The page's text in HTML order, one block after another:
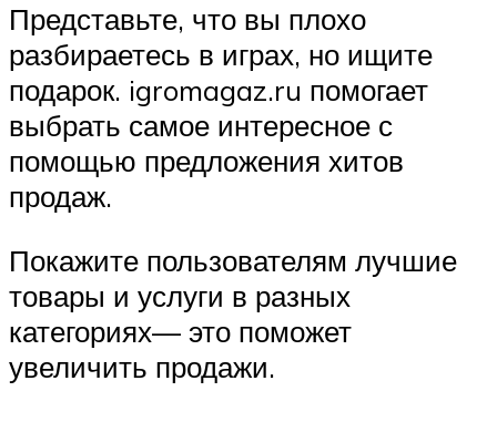
Представьте, что вы плохо
разбираетесь в играх, но ищите
подарок. igromagaz.ru помогает
выбрать самое интересное с
помощью предложения хитов
продаж.
Покажите пользователям лучшие
товары и услуги в разных
категориях— это поможет
увеличить продажи.